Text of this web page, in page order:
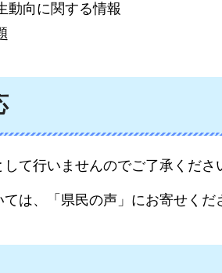
動向に関する情報
て行いませんのでご了承くださ
は、「県民の声」にお寄せくだ